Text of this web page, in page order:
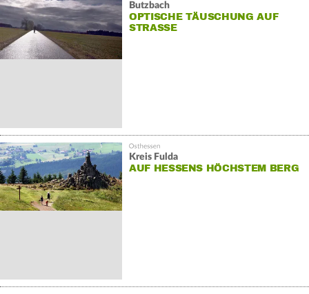
Butzbach
OPTISCHE TÄUSCHUNG AUF
STRASSE
Kreis Fulda
AUF HESSENS HÖCHSTEM BERG